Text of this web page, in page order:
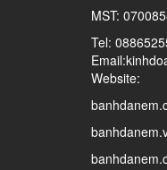
MST:
Tel:
Website: